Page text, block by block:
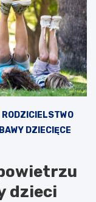
RODZICIELSTWO
DZIECIĘCE
dzieci